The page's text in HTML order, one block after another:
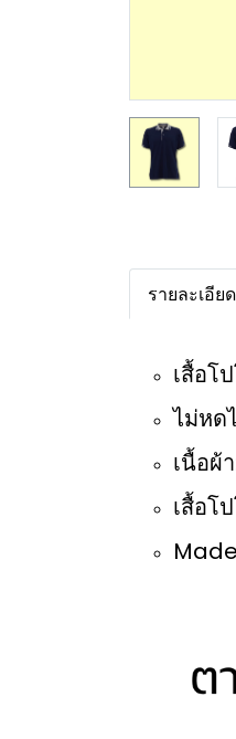
รายละเอีย
เสื้อโ
ไม่หด
เนื้อผ้
เสื้อโ